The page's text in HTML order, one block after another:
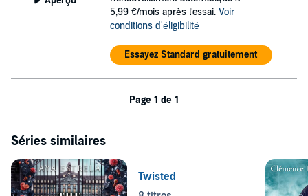
5,99 €/mois après l'essai. Voir
conditions d'éligibilité
Essayez Standard gratuitement
Page 1 de 1
Séries similaires
Twisted